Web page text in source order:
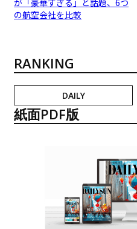
の航空会社を比較
RANKING
DAILY
紙面PDF版